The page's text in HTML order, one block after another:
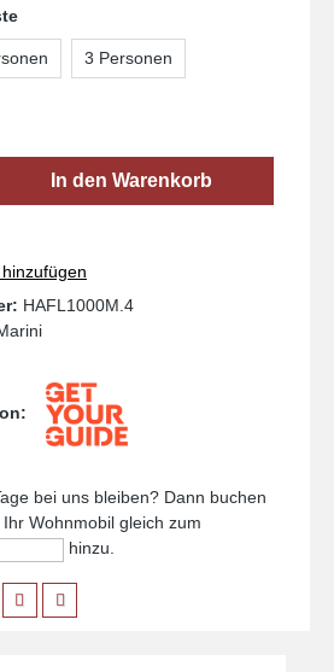
3 Personen
Gib den gewünschten
In den Warenkorb
HAFL1000M.4
bei uns bleiben? Dann buchen
Wohnmobil gleich zum
hinzu.